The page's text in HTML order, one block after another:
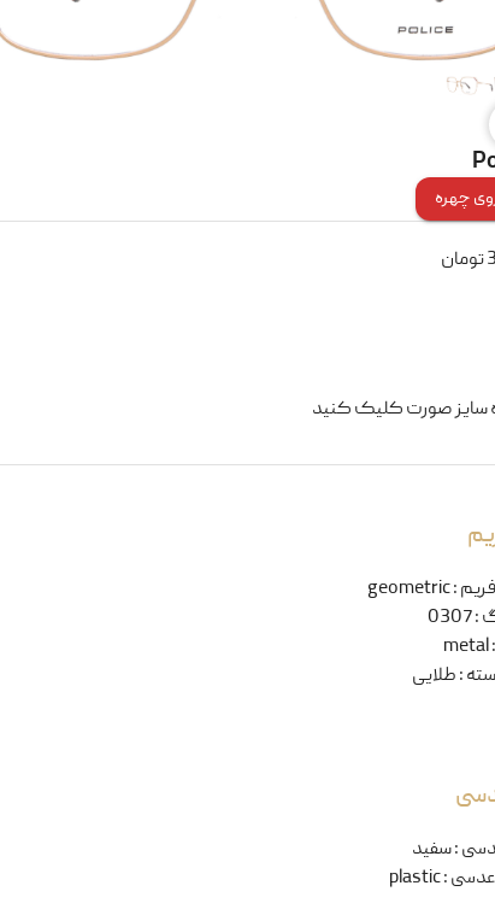
چهره
تومان
سایز صورت کلیک کنید
:
geometric
:
0307
:
metal
:طلایی
:سفید
:
plastic